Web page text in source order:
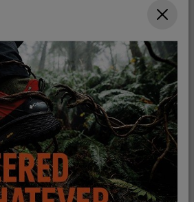
Maximum price: